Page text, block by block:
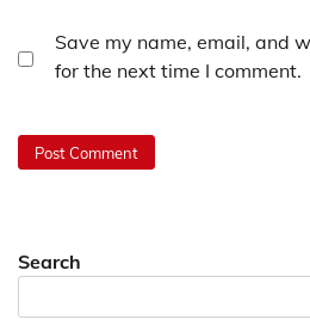
Save my name, email, and
for the next time I comment.
Search